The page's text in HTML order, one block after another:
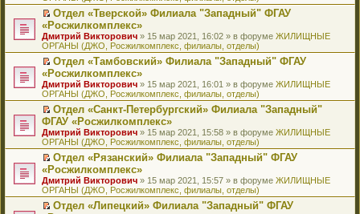
щ
е
н
ю
у
с
о
б
щ
е
н
ю
а
н
н
м
у
с
о
б
щ
е
н
и
ю
р
о
ч
т
а
н
н
м
у
с
о
о
б
щ
е
н
ю
м
у
н
п
р
о
ч
т
а
н
н
о
м
у
с
о
б
щ
е
п
е
р
о
м
у
н
п
р
о
ч
и
т
а
н
н
м
у
с
е
й
т
к
п
е
р
о
м
у
н
е
п
р
о
ч
т
а
н
П
р
е
й
т
к
п
е
р
в
о
м
у
н
п
р
о
Отдел «Тверской» Филиала "Западный" ФГАУ
«Росжилкомплекс»
Дмитрий Викторович » 15 мар 2021, 16:02 » в форуме ЖИЛИЩНЫЕ
ОРГАНЫ (ДЖО, Росжилкомплекс, филиалы, отделы)
П
р
е
й
т
и
к
п
е
р
о
м
у
Отдел «Тамбовский» Филиала "Западный" ФГАУ
«Росжилкомплекс»
Дмитрий Викторович » 15 мар 2021, 16:01 » в форуме ЖИЛИЩНЫЕ
ОРГАНЫ (ДЖО, Росжилкомплекс, филиалы, отделы)
П
е
р
е
й
т
к
п
е
Отдел «Санкт-Петербургский» Филиала "Западный"
ФГАУ «Росжилкомплекс»
Дмитрий Викторович » 15 мар 2021, 15:58 » в форуме ЖИЛИЩНЫЕ
ОРГАНЫ (ДЖО, Росжилкомплекс, филиалы, отделы)
П
р
е
й
Отдел «Рязанский» Филиала "Западный" ФГАУ
«Росжилкомплекс»
Дмитрий Викторович » 15 мар 2021, 15:57 » в форуме ЖИЛИЩНЫЕ
ОРГАНЫ (ДЖО, Росжилкомплекс, филиалы, отделы)
Отдел «Липецкий» Филиала "Западный" ФГАУ